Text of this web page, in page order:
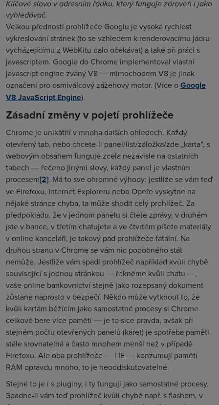
Klíčové slovo v adresním řádku, který funguje zároveň i jako
vyhledávač.
Velkou předností prohlížeče Googlu je vysoká rychlost
vykreslování stránek (to se vzhledem k renderovacímu jádru
vycházejícímu z WebKitu dalo očekávat) a také při práci s
javascriptem. Google do Chrome implementoval vlastní
javascript engine zvaný V8 ― mimochodem V8 je jinak
označení pro osmiválcový zážehový motor. (Více oGoogle
V8 JavaScript Engine).
Zásadní změny v pojetí prohlížeče
Chrome je unikátní v mnoha dalších ohledech. Každý
otevřený tab, nebo chcete-li panel/list/záložka/zde „karta“, s
webovým obsahem funguje zcela nezávisle na ostatních
tabech ― řečeno jinými slovy, každý panel je vlastním
procesem[2]. Má to své ohromné výhody: jestliže se vám teď
ve Firefoxu, Internet Exploreru nebo Opeře vyskytne na
nějaké stránce chyba, ta může shodit celý prohlížeč. Za
předpokladu, že v jednom panelu si čtete zprávy, v druhém
jste v bance, v třetím chatujete a ve čtvrtém píšete materiály
v online kanceláři, je takový pád prohlížeče fatální. Na
druhou stranu v Chrome se vám nic podobného stát
nemůže. Jestliže vám spadl prohlížeč například kvůli chybě
související s jednou stránkou ― řekněme kvůli chatu ―,
vaše online bankovnictví stejně jako rozepsaný dokument
zůstane naprosto v bezpečí. Někdo může vytknout to, že
kvůli kartám běžícím jako samostatné procesy si Chrome
celkově bere více paměti ― je to sice pravda, avšak při
stejném počtu otevřených panelů (karet) je spotřeba paměti
stále srovnatelná a často mnohem menší než v případě
Firefoxu. Ale oba prohlížeče ― i IE ― konzumují paměti
RAM opravdu mnoho, to je neoddiskutovatelné.
Stejné to je i s pluginy, i ty fungují jako samostatné procesy.
Spadne-li vám teď prohlížeč kvůli chybě např. s flashem, v